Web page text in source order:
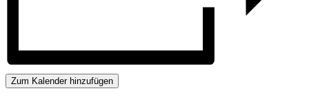
Zum Kalender hinzufügen